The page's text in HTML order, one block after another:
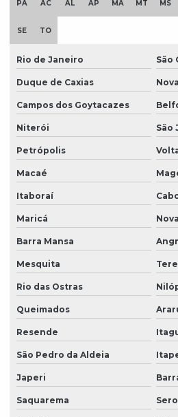
PA AC AL AP MA MT MS
SE TO
Rio de Janeiro São
Duque de Caxias
Campos dos Goytacazes
Niterói São
Petrópolis
Macaé
Itaboraí
Maricá
Barra Mansa
Mesquita
Rio das Ostras
Queimados
Resende
São Pedro da Aldeia
Japeri
Saquarema